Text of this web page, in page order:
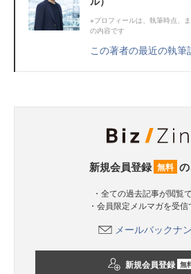
※プロフィールは、執筆時点、
の内容です
この著者の最近の執筆
新規会員登録 無料
・全ての過去記事が閲覧
・会員限定メルマガを受
メールバックナ
新規会員登録 無